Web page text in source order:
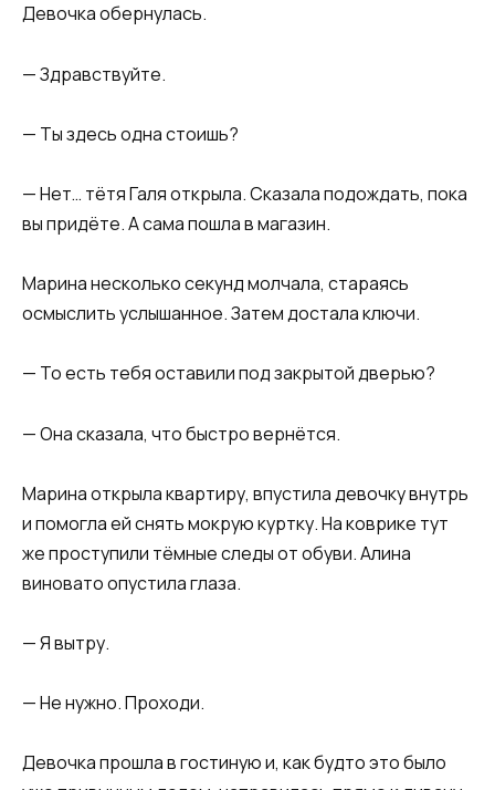
Девочка обернулась.
— Здравствуйте.
— Ты здесь одна стоишь?
— Нет… тётя Галя открыла. Сказала подождать, пока
вы придёте. А сама пошла в магазин.
Марина несколько секунд молчала, стараясь
осмыслить услышанное. Затем достала ключи.
— То есть тебя оставили под закрытой дверью?
— Она сказала, что быстро вернётся.
Марина открыла квартиру, впустила девочку внутрь
и помогла ей снять мокрую куртку. На коврике тут
же проступили тёмные следы от обуви. Алина
виновато опустила глаза.
— Я вытру.
— Не нужно. Проходи.
Девочка прошла в гостиную и, как будто это было